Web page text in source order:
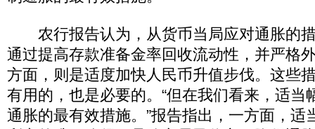
农行报告认为，从货币当局应对通胀的
通过提高存款准备金率回收流动性，并严格
方面，则是适度加快人民币升值步伐。这些
有用的，也是必要的。“但在我们看来，适当
通胀的最有效措施。”报告指出，一方面，适